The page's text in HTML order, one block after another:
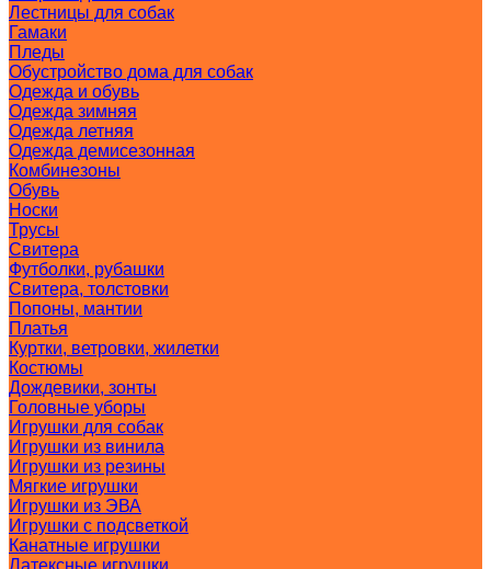
Лестницы для собак
Гамаки
Пледы
Обустройство дома для собак
Одежда и обувь
Одежда зимняя
Одежда летняя
Одежда демисезонная
Комбинезоны
Обувь
Носки
Трусы
Свитера
Футболки, рубашки
Свитера, толстовки
Попоны, мантии
Платья
Куртки, ветровки, жилетки
Костюмы
Дождевики, зонты
Головные уборы
Игрушки для собак
Игрушки из винила
Игрушки из резины
Мягкие игрушки
Игрушки из ЭВА
Игрушки с подсветкой
Канатные игрушки
Латексные игрушки